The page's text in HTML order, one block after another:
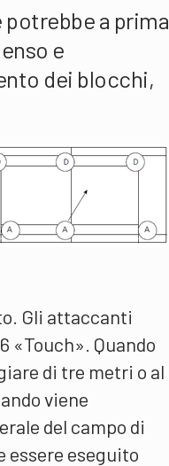
a prima
e
dei blocchi,
Gli attaccanti
«Touch». Quando
di tre metri o al
viene
del campo di
essere eseguito